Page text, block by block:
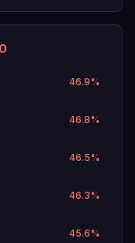
46.9%
46.8%
46.5%
46.3%
45.6%